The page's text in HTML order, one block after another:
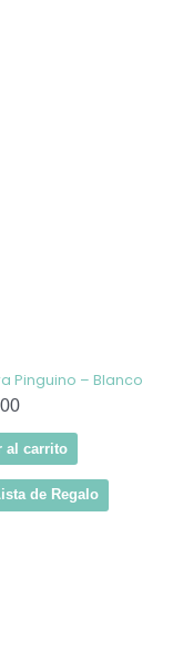
Pinguino – Blanco
al carrito
de Regalo